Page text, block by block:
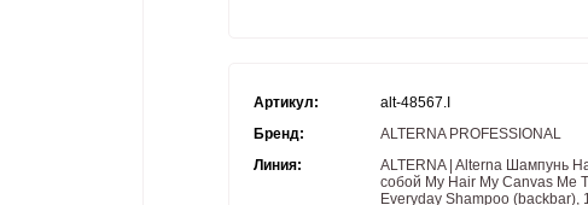
Артикул:
alt-48567.I
Бренд:
ALTERNA PROFESSIONAL
Линия:
ALTERNA | Alterna Шампунь
собой My Hair My Canvas Me
Everyday Shampoo (backbar),